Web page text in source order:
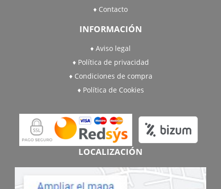
Contacto
INFORMACIÓN
Aviso legal
Política de privacidad
Condiciones de compra
Política de Cookies
LOCALIZACIÓN